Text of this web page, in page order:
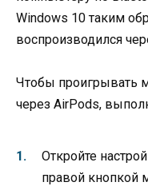
Windows 10 таким
воспроизводился
Чтобы проигрывать
через AirPods,
Откройте
правой кнопкой